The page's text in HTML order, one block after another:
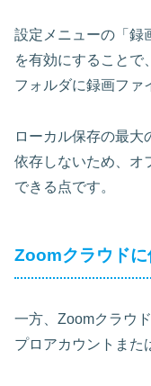
設定メニューの「録
を有効にすることで
フォルダに録画ファ
ローカル保存の最大
依存しないため、オ
できる点です。
Zoomクラウド
一方、Zoomクラウ
プロアカウントまた